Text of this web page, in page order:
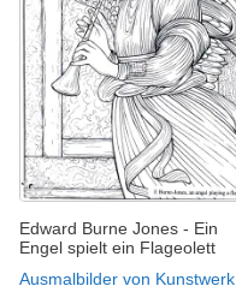
Edward Burne Jones - Ein
Engel spielt ein Flageolett
Ausmalbilder von Kunstwerk